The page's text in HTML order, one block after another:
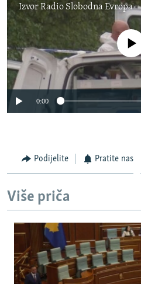
IzvorRadio Slobodna Evropa
No media source
0:00
Podijelite Pratite nas
Više priča